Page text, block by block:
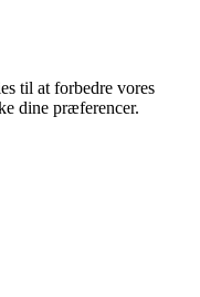
til at forbedre vores
dine præferencer.